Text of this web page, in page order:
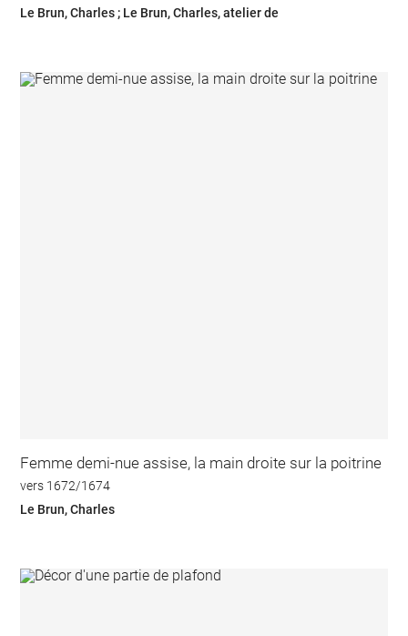
Le Brun, Charles ; Le Brun, Charles, atelier de
Femme demi-nue assise, la main droite sur la poitrine
vers 1672/1674
Le Brun, Charles